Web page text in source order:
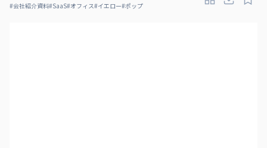
#会社紹介資料#SaaS#オフィス#イエロー#ポップ